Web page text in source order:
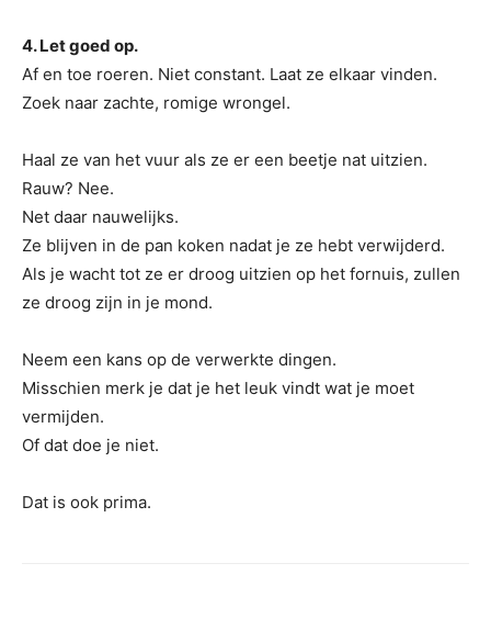
4. Let goed op.
Af en toe roeren. Niet constant. Laat ze elkaar vinden.
Zoek naar zachte, romige wrongel.
Haal ze van het vuur als ze er een beetje nat uitzien.
Rauw? Nee.
Net daar nauwelijks.
Ze blijven in de pan koken nadat je ze hebt verwijderd.
Als je wacht tot ze er droog uitzien op het fornuis, zullen
ze droog zijn in je mond.
Neem een ​​kans op de verwerkte dingen.
Misschien merk je dat je het leuk vindt wat je moet
vermijden.
Of dat doe je niet.
Dat is ook prima.